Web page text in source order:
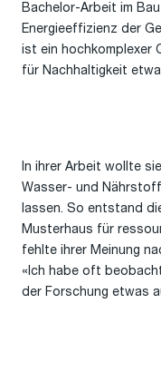
Bachelor-Arbeit im
Energieeffizienz der
ist ein hochkomplexer
für Nachhaltigkeit
In ihrer Arbeit wollte
Wasser- und
lassen. So entstand
Musterhaus für
fehlte ihrer Meinung
«Ich habe oft
der Forschung etwas